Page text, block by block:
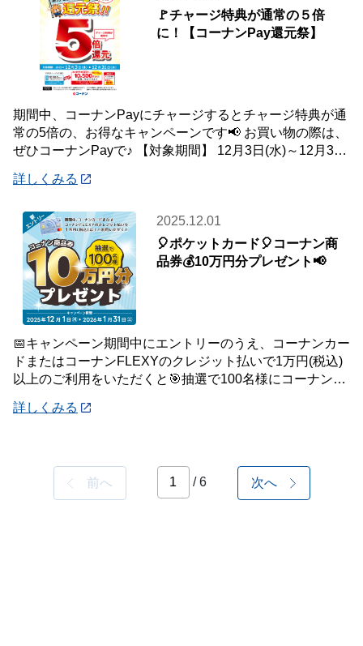
🚩チャージ特典が通常の５倍
に！【コーナンPay還元祭】
期間中、コーナンPayにチャージするとチャージ特典が通
常の5倍の、お得なキャンペーンです📢 お買い物の際は、
ぜひコーナンPayで♪ 【対象期間】 12月3日(水)～12月31
詳しくみる
2025.12.01
🎈ポケットカード🎈コーナン商
品券💰10万円分プレゼント📢
📅キャンペーン期間中にエントリーのうえ、コーナンカー
ドまたはコーナンFLEXYのクレジット払いで1万円(税込)
以上のご利用をいただくと🎯抽選で100名様にコーナン商
詳しくみる
前へ / 6 次へ